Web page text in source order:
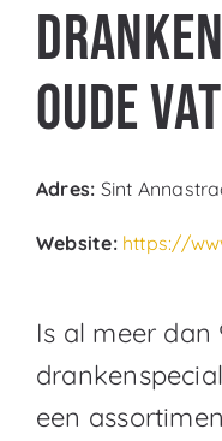
Evenementen
Agenda
Oude Vat
Adres: Sint
Website: https://
Is al meer dan
een